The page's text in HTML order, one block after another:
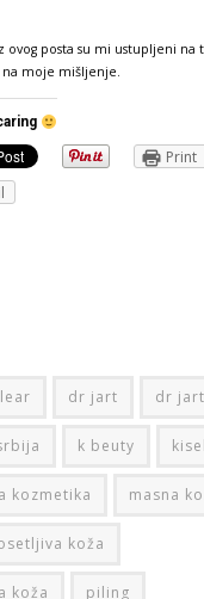
ovog posta su mi ustupljeni na
moje mišljenje.
Print
dr jart dr
k beuty
kozmetika masna
koža
koža piling